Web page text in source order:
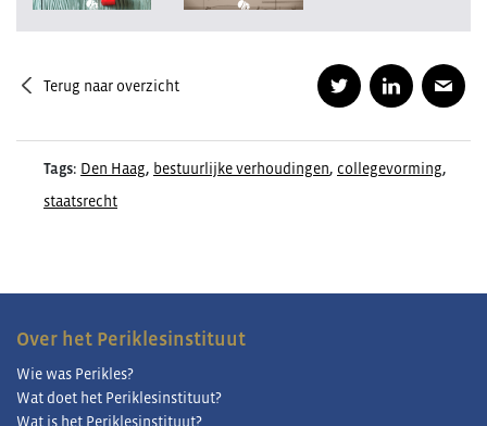
Terug naar overzicht
Tags: Den Haag, bestuurlijke verhoudingen, collegevorming,
staatsrecht
Over het Periklesinstituut
Wie was Perikles?
Wat doet het Periklesinstituut?
Wat is het Periklesinstituut?